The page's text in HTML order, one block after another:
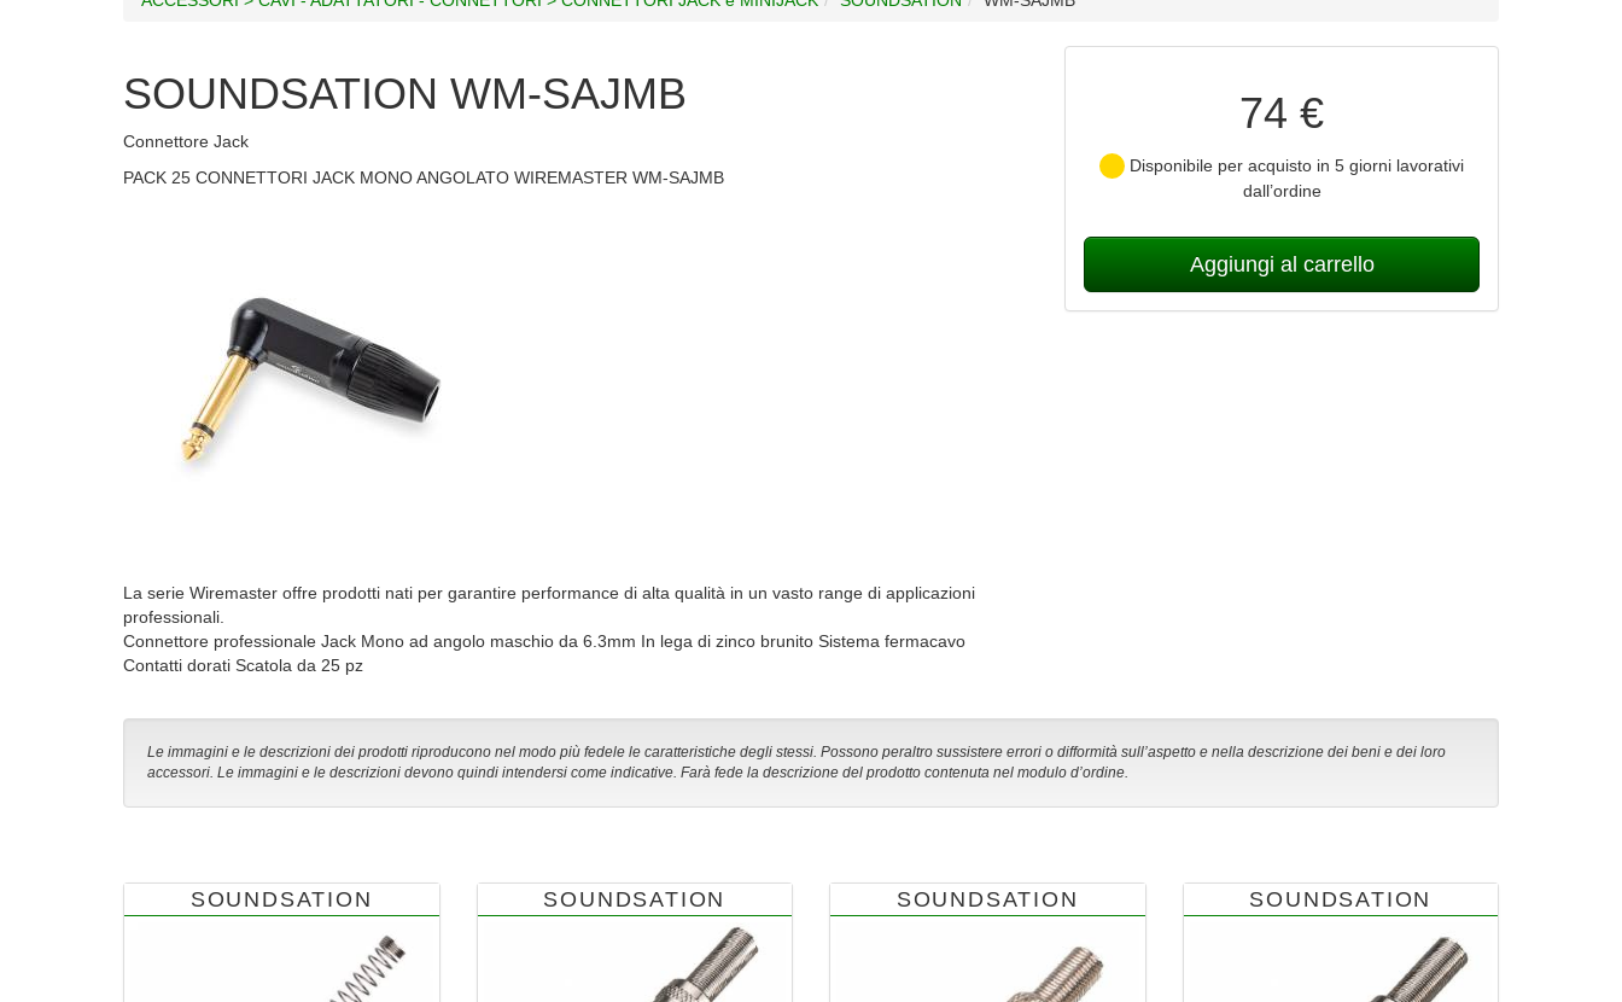
74 €
Disponibile per acquisto in 5 giorni lavorativi
dall’ordine
Aggiungi al carrello
SOUNDSATION WM-SAJMB
Connettore Jack
PACK 25 CONNETTORI JACK MONO ANGOLATO WIREMASTER WM-SAJMB
La serie Wiremaster offre prodotti nati per garantire performance di alta qualità in un vasto range di applicazioni
professionali.
Connettore professionale Jack Mono ad angolo maschio da 6.3mm In lega di zinco brunito Sistema fermacavo
Contatti dorati Scatola da 25 pz
Le immagini e le descrizioni dei prodotti riproducono nel modo più fedele le caratteristiche degli stessi. Possono peraltro sussistere errori o difformità sull’aspetto e nella descrizione dei beni e dei loro
accessori. Le immagini e le descrizioni devono quindi intendersi come indicative. Farà fede la descrizione del prodotto contenuta nel modulo d’ordine.
SOUNDSATION SOUNDSATION SOUNDSATION SOUNDSATION